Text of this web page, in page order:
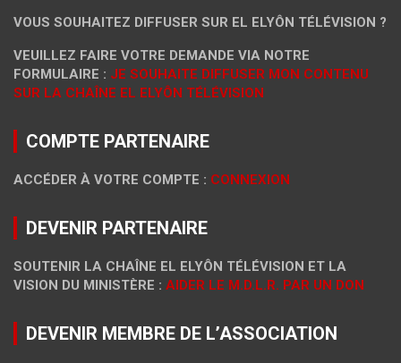
VOUS SOUHAITEZ DIFFUSER SUR EL ELYÔN TÉLÉVISION ?
VEUILLEZ FAIRE VOTRE DEMANDE VIA NOTRE
FORMULAIRE : JE SOUHAITE DIFFUSER MON CONTENU
SUR LA CHAÎNE EL ELYÔN TÉLÉVISION
COMPTE PARTENAIRE
ACCÉDER À VOTRE COMPTE : CONNEXION
DEVENIR PARTENAIRE
SOUTENIR LA CHAÎNE EL ELYÔN TÉLÉVISION ET LA
VISION DU MINISTÈRE : AIDER LE M.D.L.R. PAR UN DON
DEVENIR MEMBRE DE L’ASSOCIATION